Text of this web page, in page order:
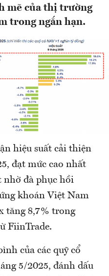
mẽ của thị trường
trong ngắn hạn.
hiệu suất cải thiện
đạt mức cao nhất
nhờ đà phục hồi
khoán Việt Nam
tăng 8,7% trong
FiinTrade.
của các quỹ cổ
5/2025, đánh dấu